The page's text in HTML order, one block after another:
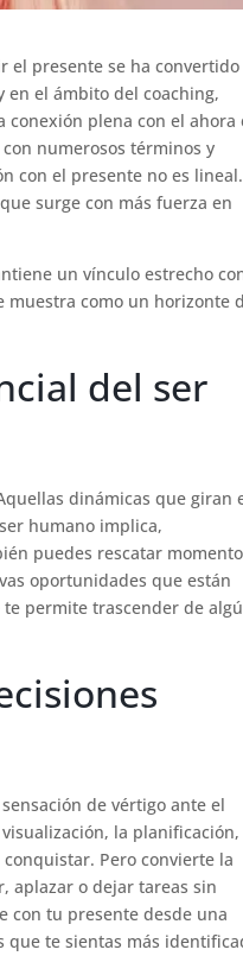
el presente se ha convertido
el ámbito del coaching,
plena con el ahora
numerosos términos y
con el presente no es lineal.
surge con más fuerza en
un vínculo estrecho
muestra como un horizonte
del ser
dinámicas que giran
humano implica,
puedes rescatar
oportunidades que están
permite trascender de
de vértigo ante el
la planificación,
Pero convierte la
aplazar o dejar tareas sin
con tu presente desde una
que te sientas más